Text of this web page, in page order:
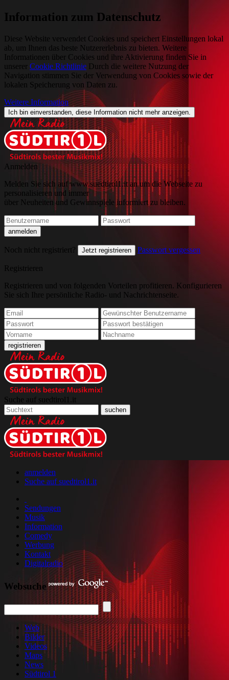
Information zum Datenschutz
Diese Website verwendet Cookies und speichert Einstellungen lokal
ab, um Ihnen das beste Nutzererlebnis zu bieten. Weitere
Informationen über Cookies und ihre Aktivierung finden Sie in
unserer Cookie Richtlinie Durch die weitere Nutzung der
Navigation stimmen Sie der Verwendung von Cookies sowie der
lokalen Speicherung von Daten zu.
Weitere Information
Ich bin einverstanden, diese Information nicht mehr anzeigen.
Anmelden
Melden Sie sich auf www.suedtirol1.it an um die Webseite zu
personalisieren und immer
über Neuheiten und Gewinnspiele informiert zu bleiben.
Noch nicht registriert? Jetzt registrieren Passwort vergessen
Registrieren
Registrieren und von folgenden Vorteilen profitieren. Konfigurieren
Sie sich Ihre persönliche Radio- und Nachrichtenseite.
Suche auf suedtirol1.it
anmelden
Suche auf suedtirol1.it
Sendungen
Musik
Information
Comedy
Werbung
Kontakt
Digitalradio
Websuche
Web
Bilder
Videos
Maps
News
Südtirol 1